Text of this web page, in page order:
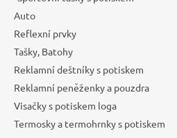
Auto
Reflexní prvky
Tašky, Batohy
Reklamní deštníky s potiskem
Reklamní peněženky a pouzdra
Visačky s potiskem loga
Termosky a termohrnky s potiskem